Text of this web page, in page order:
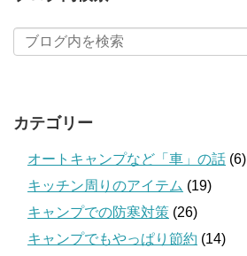
カテゴリー
オートキャンプなど「車」の話 (6)
キッチン周りのアイテム (19)
キャンプでの防寒対策 (26)
キャンプでもやっぱり節約 (14)